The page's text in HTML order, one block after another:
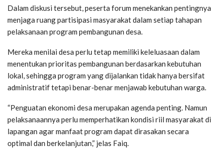
Dalam diskusi tersebut, peserta forum menekankan pentingnya
menjaga ruang partisipasi masyarakat dalam setiap tahapan
pelaksanaan program pembangunan desa.
Mereka menilai desa perlu tetap memiliki keleluasaan dalam
menentukan prioritas pembangunan berdasarkan kebutuhan
lokal, sehingga program yang dijalankan tidak hanya bersifat
administratif tetapi benar-benar menjawab kebutuhan warga.
“Penguatan ekonomi desa merupakan agenda penting. Namun
pelaksanaannya perlu memperhatikan kondisi riil masyarakat di
lapangan agar manfaat program dapat dirasakan secara
optimal dan berkelanjutan,” jelas Faiq.